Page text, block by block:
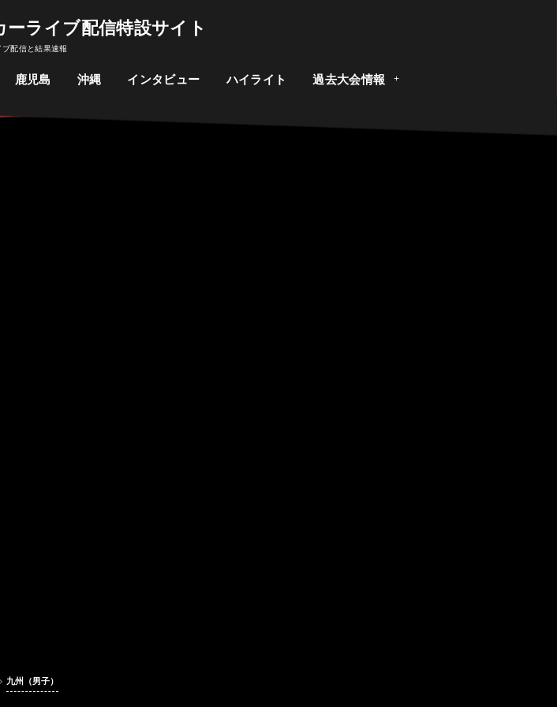
ーライブ配信特設サイト
ブ配信と結果速報
鹿児島 沖縄 インタビュー ハイライト 過去大会情報
九州（男子）